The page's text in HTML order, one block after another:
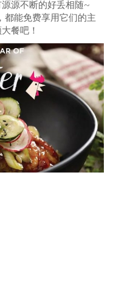
源不断的好丢相随~
都能免费享用它们的主
餐吧！